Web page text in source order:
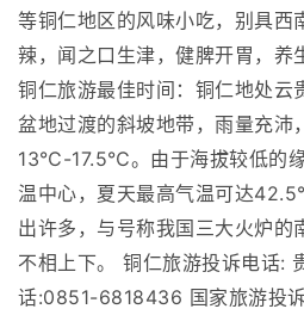
等铜仁地区的风味小吃，别具西
辣，闻之口生津，健脾开胃，养
铜仁旅游最佳时间：铜仁地处云
盆地过渡的斜坡地带，雨量充沛
13℃-17.5℃。由于海拔较低的
温中心，夏天最高气温可达
出许多，与号称我国三大火炉的
不相上下。 铜仁旅游投诉电话:
话:0851-6818436 国家旅游投